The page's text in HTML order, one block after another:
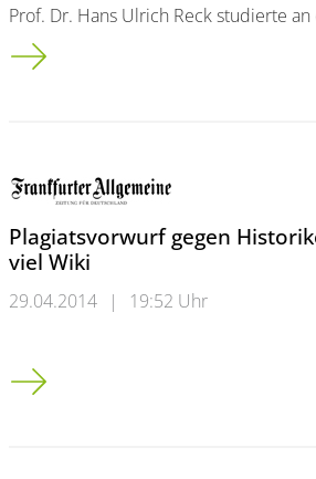
Prof. Dr. Hans Ulrich Reck studierte
Neues Rektorat an der
Plagiatsvorwurf gegen
viel Wiki
29.04.2014 | 19:52 Uhr
Plagiatsvorwurf gegen